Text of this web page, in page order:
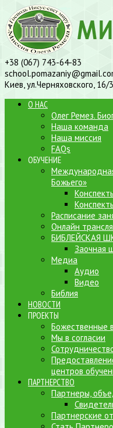
+38 (067) 743-64-83
Киев, ул.Черняховского, 16/
О НАС
Олег Ремез.
Наша команда
Наша миссия
FAQs
ОБУЧЕНИЕ
Божьего»
Расписание
Онлайн
БИБЛЕЙСКАЯ
Заочная
Медиа
Аудио
Видео
Библия
НОВОСТИ
ПРОЕКТЫ
Божественные
Мы в согласии
центров
ПАРТНЕРСТВО
Партнеры,
Партнерские